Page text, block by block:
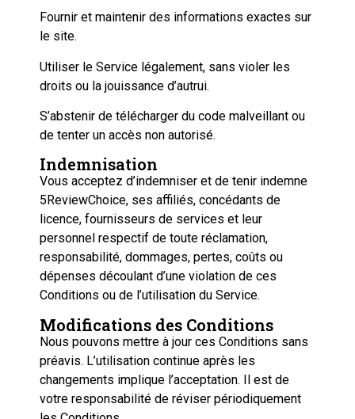
Fournir et maintenir des informations exactes sur
le site.
Utiliser le Service légalement, sans violer les
droits ou la jouissance d’autrui.
S’abstenir de télécharger du code malveillant ou
de tenter un accès non autorisé.
Indemnisation
Vous acceptez d’indemniser et de tenir indemne
5ReviewChoice, ses affiliés, concédants de
licence, fournisseurs de services et leur
personnel respectif de toute réclamation,
responsabilité, dommages, pertes, coûts ou
dépenses découlant d’une violation de ces
Conditions ou de l’utilisation du Service.
Modifications des Conditions
Nous pouvons mettre à jour ces Conditions sans
préavis. L’utilisation continue après les
changements implique l’acceptation. Il est de
votre responsabilité de réviser périodiquement